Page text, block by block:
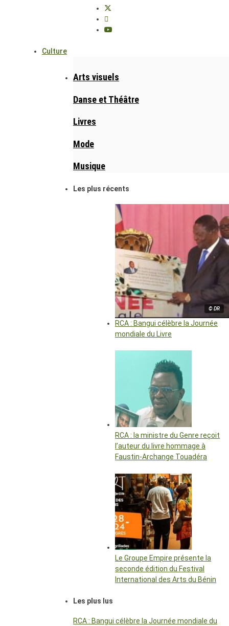
Culture
Arts visuels
Danse et Théâtre
Livres
Mode
Musique
Les plus récents
© DR
RCA : Bangui célèbre la Journée
mondiale du Livre
RCA : la ministre du Genre reçoit
l’auteur du livre hommage à
Faustin-Archange Touadéra
Le Groupe Empire présente la
seconde édition du Festival
International des Arts du Bénin
Les plus lus
RCA : Bangui célèbre la Journée mondiale du